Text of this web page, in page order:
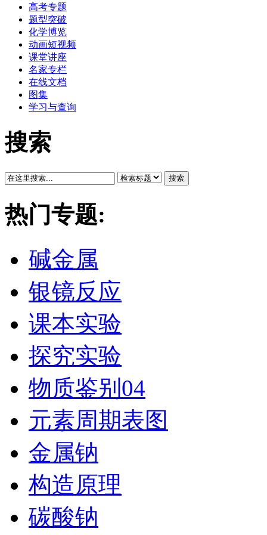
高考专题
题型突破
化学博览
动画短视频
课堂讲座
名家专栏
在线文档
图集
学习与查询
搜索
搜索
热门专题:
碱金属
银镜反应
课本实验
探究实验
物质鉴别04
元素周期表图
金属钠
构造原理
碳酸钠